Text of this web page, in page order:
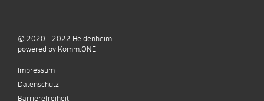
© 2020 - 2022 Heidenheim
powered by Komm.ONE
Impressum
Datenschutz
Barrierefreiheit